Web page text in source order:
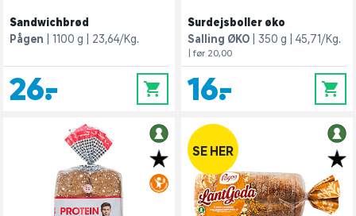
Sandwichbrød
Pågen
1100 g 23,64/Kg.
26,- 0
Surdejsboller øko
Salling ØKO
350 g 45,71/Kg.
| før 20,00
16,- 0
SE HER